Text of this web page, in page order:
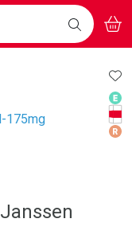
Exclusivas!
BAIXE
O APP
BUSCAR